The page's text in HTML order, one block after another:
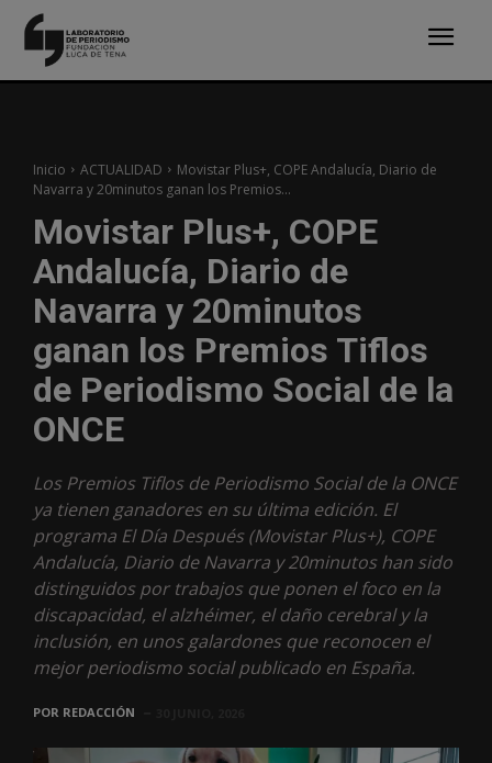
Inicio ACTUALIDAD
Movistar Plus+, COPE Andalucía, Diario de
Navarra y 20minutos ganan los Premios...
Movistar Plus+, COPE
Andalucía, Diario de
Navarra y 20minutos
ganan los Premios Tiflos
de Periodismo Social de la
ONCE
Los Premios Tiflos de Periodismo Social de la ONCE
ya tienen ganadores en su última edición. El
programa El Día Después (Movistar Plus+), COPE
Andalucía, Diario de Navarra y 20minutos han sido
distinguidos por trabajos que ponen el foco en la
discapacidad, el alzhéimer, el daño cerebral y la
inclusión, en unos galardones que reconocen el
mejor periodismo social publicado en España.
POR REDACCIÓN